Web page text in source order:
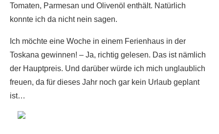
Tomaten, Parmesan und Olivenöl enthält. Natürlich
konnte ich da nicht nein sagen.
Ich möchte eine Woche in einem Ferienhaus in der
Toskana gewinnen! – Ja, richtig gelesen. Das ist nämlich
der Hauptpreis. Und darüber würde ich mich unglaublich
freuen, da für dieses Jahr noch gar kein Urlaub geplant
ist…